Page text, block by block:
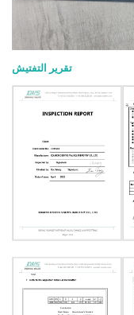
تقرير التفتيش